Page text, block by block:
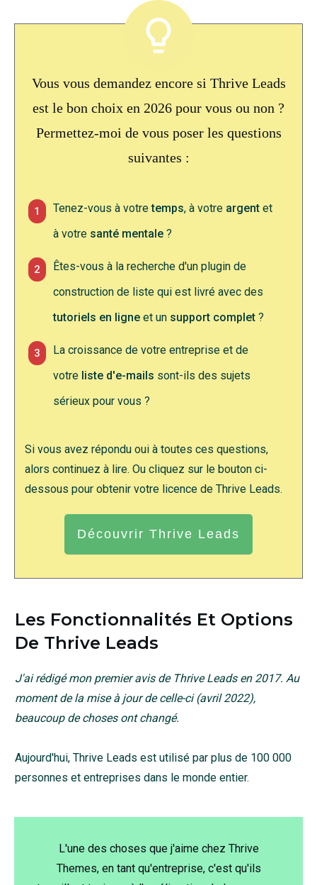
Vous vous demandez encore si Thrive Leads
est le bon choix en 2026 pour vous ou non ?
Permettez-moi de vous poser les questions
suivantes :
1 Tenez-vous à votretemps, à votre argent et
à votre santé mentale ?
2
Êtes-vous à la recherche d'un plugin de
construction de liste qui est livré avec des
tutoriels en ligne et un support complet ?
3
La croissance de votre entreprise et de
votre liste d'e-mails sont-ils des sujets
sérieux pour vous ?
Si vous avez répondu oui à toutes ces questions,
alors continuez à lire. Ou cliquez sur le bouton ci-
dessous pour obtenir votre licence de Thrive Leads.
Découvrir Thrive Leads
Les Fonctionnalités Et Options
De Thrive Leads
J'ai rédigé mon premier avis de Thrive Leads en 2017. Au
moment de la mise à jour de celle-ci (avril 2022),
beaucoup de choses ont changé.
Aujourd'hui, Thrive Leads est utilisé par plus de 100 000
personnes et entreprises dans le monde entier.
L'une des choses que j'aime chez Thrive
Themes, en tant qu'entreprise, c'est qu'ils